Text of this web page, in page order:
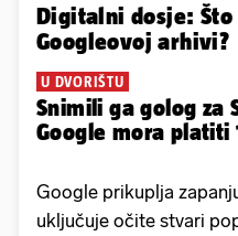
Digitalni dosje: Što
Googleovoj arhivi?
U DVORIŠTU
Snimili ga golog za
Google mora platiti
Google prikuplja
uključuje očite stvari